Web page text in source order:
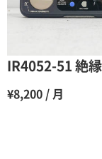
6ヶ月
IR4052-51 絶
¥8,200 / 月